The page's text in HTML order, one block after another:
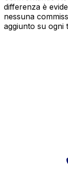
differenza è
nessuna
aggiunto su ogni